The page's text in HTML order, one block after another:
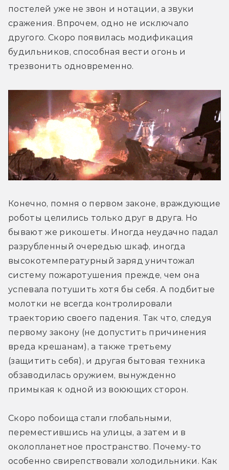
постелей уже не звон и нотации, а звуки
сражения. Впрочем, одно не исключало
другого. Скоро появилась модификация
будильников, способная вести огонь и
трезвонить одновременно.
Конечно, помня о первом законе, враждующие
роботы целились только друг в друга. Но
бывают же рикошеты. Иногда неудачно падал
разрубленный очередью шкаф, иногда
высокотемпературный заряд уничтожал
систему пожаротушения прежде, чем она
успевала потушить хотя бы себя. А подбитые
молотки не всегда контролировали
траекторию своего падения. Так что, следуя
первому закону (не допустить причинения
вреда крешанам), а также третьему
(защитить себя), и другая бытовая техника
обзаводилась оружием, вынужденно
примыкая к одной из воюющих сторон.
Скоро побоища стали глобальными,
переместившись на улицы, а затем и в
околопланетное пространство. Почему-то
особенно свирепствовали холодильники. Как